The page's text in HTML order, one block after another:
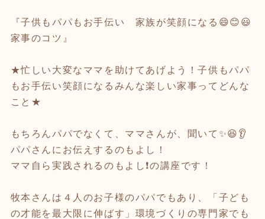
『子供もパパもお手伝い 家族が笑顔になる😄😊😃
家事のコツ』
★忙しい大変なママを助けてあげよう！子供もパパ
もお手伝い笑顔になるみんな楽しい家事ってどんな
こと★
もちろんパパでなくて、ママさんが、聞いて✨😆👂️
パパさんにお伝えするのもよし！
ママ自ら実践されるのもよし❗の講座です！
牧本さんは４人のお子様のパパでもあり、「子ども
の才能を最大限に伸ばす」環境づくりの専門家でも